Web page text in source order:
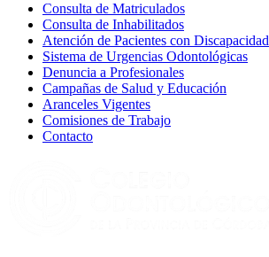
Consulta de Matriculados
Consulta de Inhabilitados
Atención de Pacientes con Discapacidad
Sistema de Urgencias Odontológicas
Denuncia a Profesionales
Campañas de Salud y Educación
Aranceles Vigentes
Comisiones de Trabajo
Contacto